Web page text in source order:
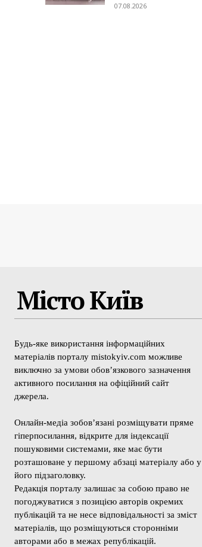
07.08.2026
Місто Київ
Будь-яке використання інформаційних
матеріалів порталу mistokyiv.com можливе
виключно за умови обов’язкового зазначення
активного посилання на офіційний сайт
джерела.
Онлайн-медіа зобов’язані розміщувати пряме
гіперпосилання, відкрите для індексації
пошуковими системами, яке має бути
розташоване у першому абзаці матеріалу або у
його підзаголовку.
Редакція порталу залишає за собою право не
погоджуватися з позицією авторів окремих
публікацій та не несе відповідальності за зміст
матеріалів, що розміщуються сторонніми
авторами або в межах републікацій.